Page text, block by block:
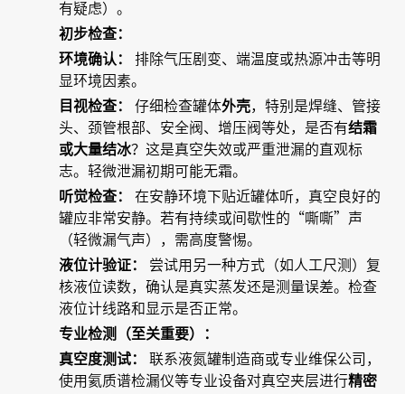
有疑虑）。
初步检查：
环境确认：
排除气压剧变、端温度或热源冲击等明
显环境因素。
目视检查：
仔细检查罐体外壳，特别是焊缝、管接
头、颈管根部、安全阀、增压阀等处，是否有结霜
或大量结冰？这是真空失效或严重泄漏的直观标
志。轻微泄漏初期可能无霜。
听觉检查：
在安静环境下贴近罐体听，真空良好的
罐应非常安静。若有持续或间歇性的“嘶嘶”声
（轻微漏气声），需高度警惕。
液位计验证：
尝试用另一种方式（如人工尺测）复
核液位读数，确认是真实蒸发还是测量误差。检查
液位计线路和显示是否正常。
专业检测（至关重要）：
真空度测试：
联系液氮罐制造商或专业维保公司，
使用氦质谱检漏仪等专业设备对真空夹层进行精密